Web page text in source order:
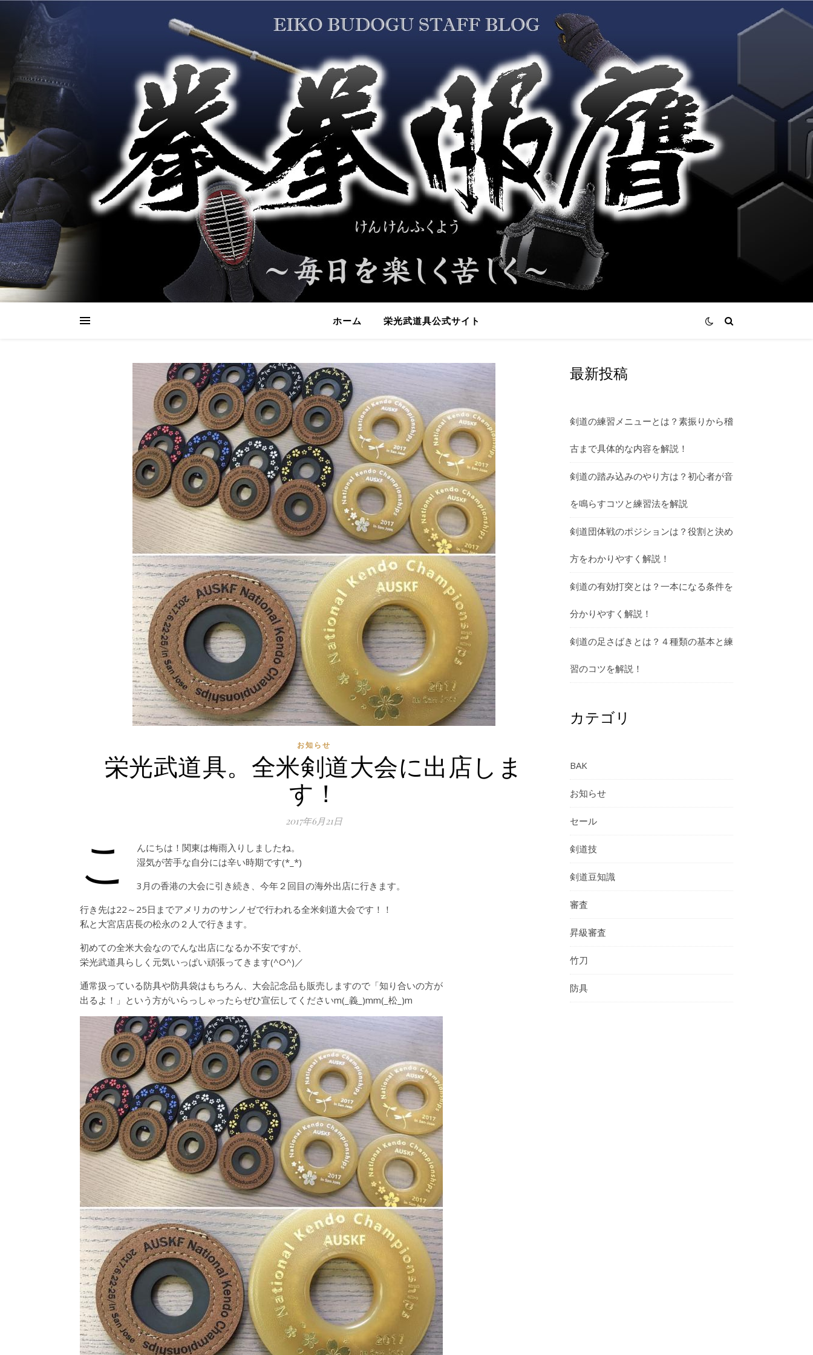
ホーム 栄光武道具公式サイト
お知らせ
栄光武道具。全米剣道大会に出店しま
す！
2017年6月21日
こ
んにちは！関東は梅雨入りしましたね。
湿気が苦手な自分には辛い時期です(*_*)
3月の香港の大会に引き続き、今年２回目の海外出店に行きます。
行き先は22～25日までアメリカのサンノゼで行われる全米剣道大会です！！
私と大宮店店長の松永の２人で行きます。
初めての全米大会なのでんな出店になるか不安ですが、
栄光武道具らしく元気いっぱい頑張ってきます(^O^)／
通常扱っている防具や防具袋はもちろん、大会記念品も販売しますので「知り合いの方が
出るよ！」という方がいらっしゃったらぜひ宣伝してくださいm(_義_)mm(_松_)m
最新投稿
剣道の練習メニューとは？素振りから稽
古まで具体的な内容を解説！
剣道の踏み込みのやり方は？初心者が音
を鳴らすコツと練習法を解説
剣道団体戦のポジションは？役割と決め
方をわかりやすく解説！
剣道の有効打突とは？一本になる条件を
分かりやすく解説！
剣道の足さばきとは？４種類の基本と練
習のコツを解説！
カテゴリ
BAK
お知らせ
セール
剣道技
剣道豆知識
審査
昇級審査
竹刀
防具